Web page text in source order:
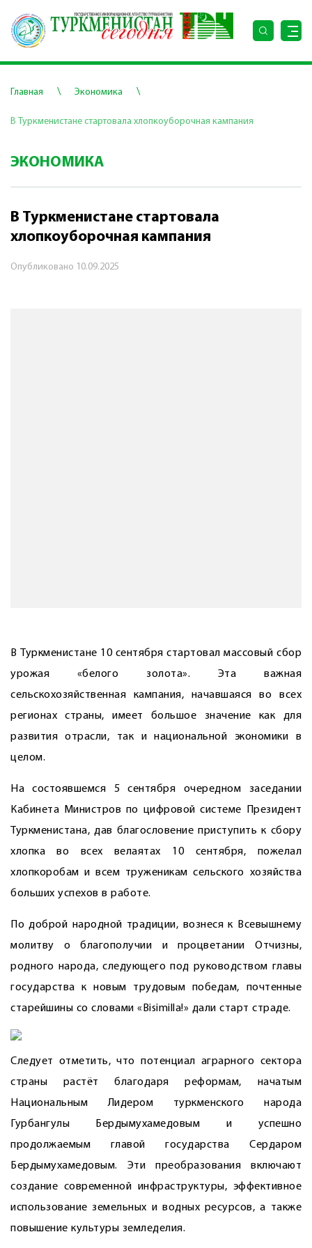
Главная \ Экономика \
В Туркменистане стартовала хлопкоуборочная кампания
ЭКОНОМИКА
В Туркменистане стартовала
хлопкоуборочная кампания
Опубликовано 10.09.2025
В Туркменистане 10 сентяб­ря стартовал массовый сбор
урожая «белого золота». Эта важная
сельскохозяйственная кампания, начавшаяся во всех
регионах страны, имеет большое значение как для
развития отрасли, так и национальной экономики в
целом.
На состоявшемся 5 сентября очередном заседании
Кабинета Министров по цифровой системе Президент
Туркменистана, дав благословение приступить к сбору
хлопка во всех велаятах 10 сентяб­ря, пожелал
хлопкоробам и всем труженикам сельского хозяйства
больших успехов в работе.
По доброй народной традиции, вознеся к Всевышнему
молитву о благополучии и процветании Отчизны,
родного народа, следующего под руководством главы
государства к новым трудовым победам, почтенные
старейшины со словами «Bisimilla!» дали старт страде.
Следует отметить, что потенциал аграрного сектора
страны растёт благодаря реформам, начатым
Национальным Лидером туркменского народа
Гурбангулы Бердымухамедовым и успешно
продолжаемым главой государства Сердаром
Бердымухамедовым. Эти преобразования включают
создание современной инфраструктуры, эффективное
использование земельных и водных ресурсов, а также
повышение культуры земледелия.